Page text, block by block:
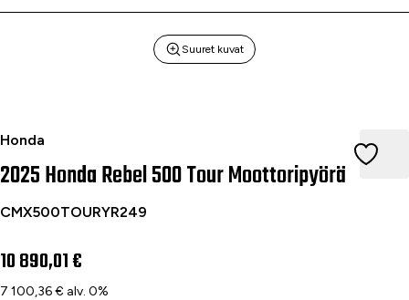
Suuret kuvat
Honda
2025 Honda Rebel 500 Tour Moottoripyörä
2025 Honda Rebel 500 Tour Moottoripyörä
CMX500TOURYR249
10 890,01 €
7 100,36 € alv. 0%